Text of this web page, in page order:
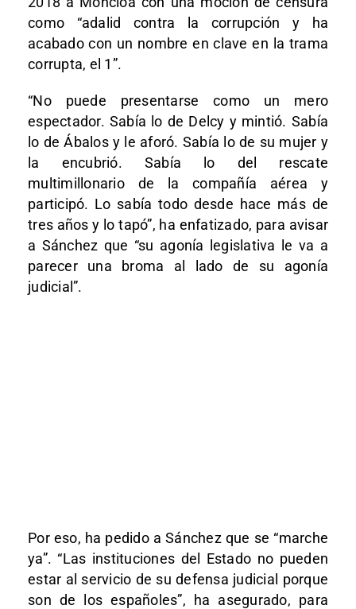
como “adalid contra la corrupción y ha
acabado con un nombre en clave en la trama
corrupta, el 1”.
“No puede presentarse como un mero
espectador. Sabía lo de Delcy y mintió. Sabía
lo de Ábalos y le aforó. Sabía lo de su mujer y
la encubrió. Sabía lo del rescate
multimillonario de la compañía aérea y
participó. Lo sabía todo desde hace más de
tres años y lo tapó”, ha enfatizado, para avisar
a Sánchez que “su agonía legislativa le va a
parecer una broma al lado de su agonía
judicial”.
Por eso, ha pedido a Sánchez que se “marche
ya”. “Las instituciones del Estado no pueden
estar al servicio de su defensa judicial porque
son de los españoles”, ha asegurado, para